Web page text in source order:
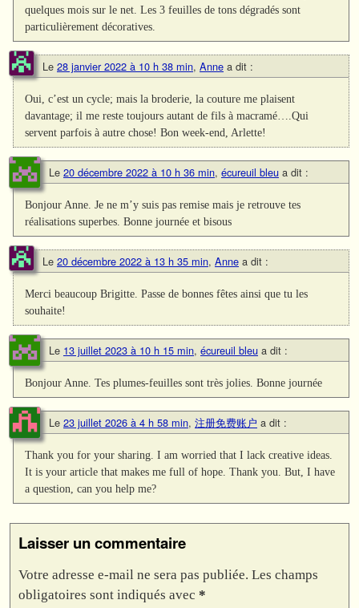
quelques mois sur le net. Les 3 feuilles de tons dégradés sont
particulièrement décoratives.
Le 28 janvier 2022 à 10 h 38 min, Anne a dit :
Oui, c’est un cycle; mais la broderie, la couture me plaisent
davantage; il me reste toujours autant de fils à macramé….Qui
servent parfois à autre chose! Bon week-end, Arlette!
Le 20 décembre 2022 à 10 h 36 min, écureuil bleu a dit :
Bonjour Anne. Je ne m’y suis pas remise mais je retrouve tes
réalisations superbes. Bonne journée et bisous
Le 20 décembre 2022 à 13 h 35 min, Anne a dit :
Merci beaucoup Brigitte. Passe de bonnes fêtes ainsi que tu les
souhaite!
Le 13 juillet 2023 à 10 h 15 min, écureuil bleu a dit :
Bonjour Anne. Tes plumes-feuilles sont très jolies. Bonne journée
Le 23 juillet 2026 à 4 h 58 min, 注册免费账户 a dit :
Thank you for your sharing. I am worried that I lack creative ideas.
It is your article that makes me full of hope. Thank you. But, I have
a question, can you help me?
Laisser un commentaire
Votre adresse e-mail ne sera pas publiée. Les champs
obligatoires sont indiqués avec *